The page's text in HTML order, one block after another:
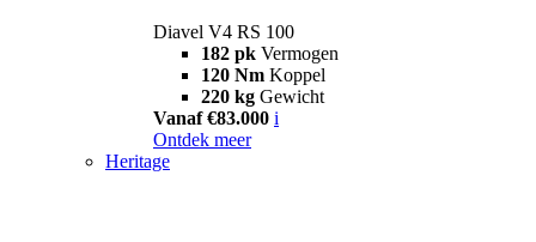
Diavel V4 RS 100
182 pk Vermogen
120 Nm Koppel
220 kg Gewicht
Vanaf €83.000 i
Ontdek meer
Heritage